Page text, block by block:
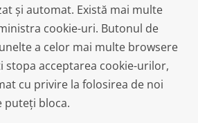
și automat. Există mai multe
cookie-uri. Butonul de
a celor mai multe browsere
stopa acceptarea cookie-urilor,
cu privire la folosirea de noi
puteți bloca.